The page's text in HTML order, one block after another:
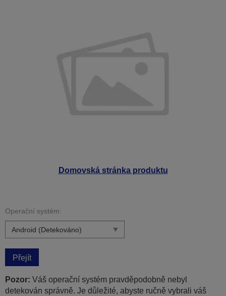
Domovská stránka produktu
Operační systém:
Přejít
Pozor: Váš operační systém pravděpodobně nebyl
detekován správně. Je důležité, abyste ručně vybrali váš